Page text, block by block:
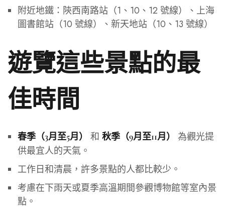
附近地鐵：陝西南路站（1、10、12 號線）、上海
圖書館站（10 號線）、新天地站（10、13 號線）
遊覽這些景點的最
佳時間
春季（3月至5月） 和 秋季（9月至11月）
為觀光提
供最宜人的天氣。
工作日和清晨，許多景點的人都比較少。
考慮在下雨天或夏季高溫期間參觀博物館等室內景
點。